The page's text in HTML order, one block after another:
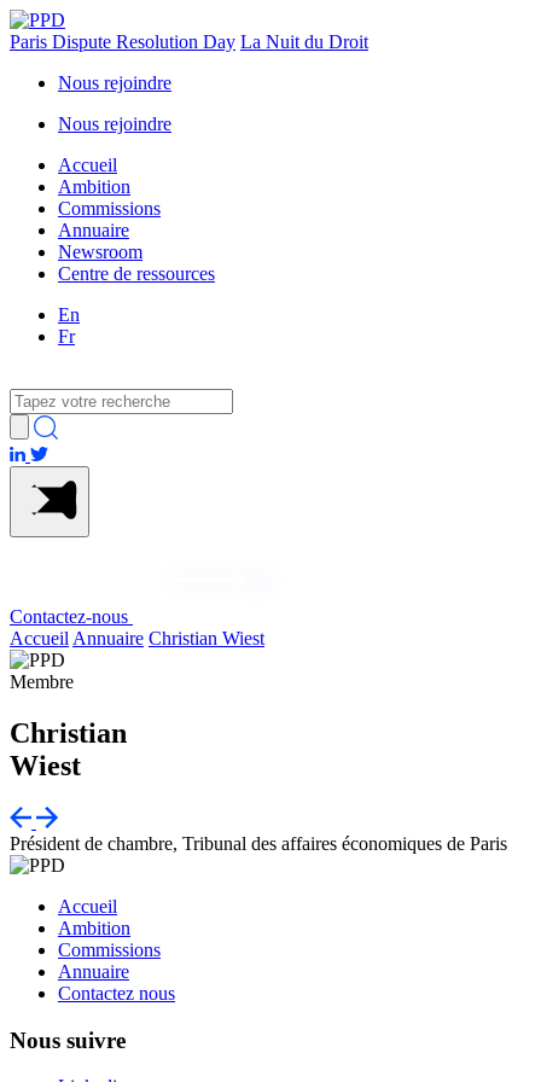
Paris Dispute Resolution Day La Nuit du Droit
Nous rejoindre
Nous rejoindre
Accueil
Ambition
Commissions
Annuaire
Newsroom
Centre de ressources
En
Fr
Contactez-nous
Accueil Annuaire Christian Wiest
Membre
Christian
Wiest
Président de chambre, Tribunal des affaires économiques de Paris
Accueil
Ambition
Commissions
Annuaire
Contactez nous
Nous suivre